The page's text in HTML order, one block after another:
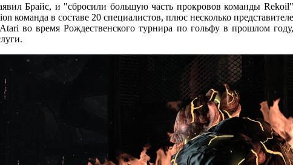
Брайс, и "сбросили большую часть прокровов команды
в составе 20 специалистов, плюс несколько
во время Рождественского турнира по гольфу в прошлом